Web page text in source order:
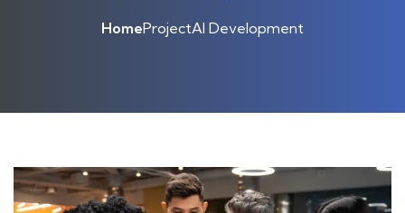
HomeProjectAI Development